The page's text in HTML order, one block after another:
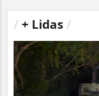
/ + Lidas /